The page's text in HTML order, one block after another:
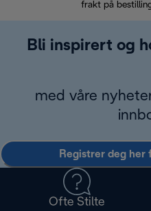
frakt på
Bli inspirert og
med våre
Registrer deg
Ofte Stilte